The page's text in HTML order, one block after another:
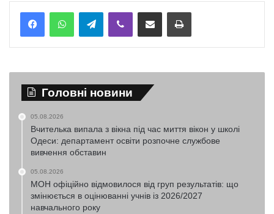
TelegramViber Надіслати електронною поштоюНадрукувати
Головні новини
05.08.2026
Вчителька випала з вікна під час миття вікон у школі
Одеси: департамент освіти розпочне службове
вивчення обставин
05.08.2026
МОН офіційно відмовилося від груп результатів: що
змінюється в оцінюванні учнів із 2026/2027
навчального року